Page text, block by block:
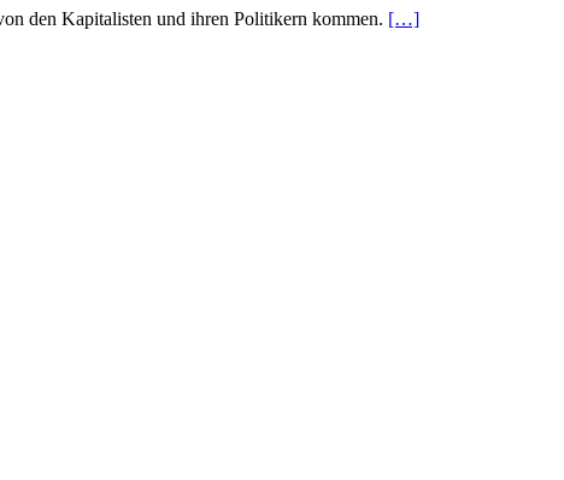
den Kapitalisten und ihren Politikern kommen. […]